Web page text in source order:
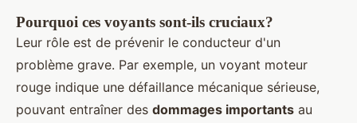
Pourquoi ces voyants sont-ils cruciaux?
Leur rôle est de prévenir le conducteur d'un
problème grave. Par exemple, un voyant moteur
rouge indique une défaillance mécanique sérieuse,
pouvant entraîner des dommages importants au